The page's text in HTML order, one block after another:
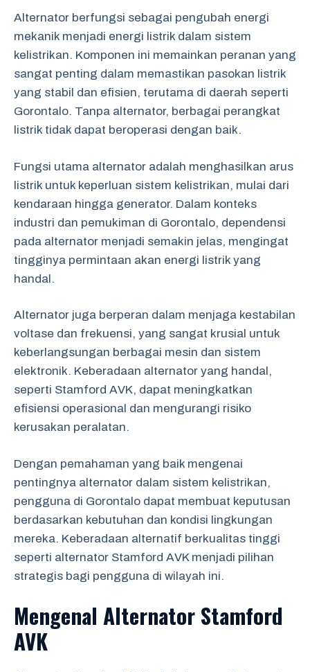
Alternator berfungsi sebagai pengubah energi
mekanik menjadi energi listrik dalam sistem
kelistrikan. Komponen ini memainkan peranan yang
sangat penting dalam memastikan pasokan listrik
yang stabil dan efisien, terutama di daerah seperti
Gorontalo. Tanpa alternator, berbagai perangkat
listrik tidak dapat beroperasi dengan baik.
Fungsi utama alternator adalah menghasilkan arus
listrik untuk keperluan sistem kelistrikan, mulai dari
kendaraan hingga generator. Dalam konteks
industri dan pemukiman di Gorontalo, dependensi
pada alternator menjadi semakin jelas, mengingat
tingginya permintaan akan energi listrik yang
handal.
Alternator juga berperan dalam menjaga kestabilan
voltase dan frekuensi, yang sangat krusial untuk
keberlangsungan berbagai mesin dan sistem
elektronik. Keberadaan alternator yang handal,
seperti Stamford AVK, dapat meningkatkan
efisiensi operasional dan mengurangi risiko
kerusakan peralatan.
Dengan pemahaman yang baik mengenai
pentingnya alternator dalam sistem kelistrikan,
pengguna di Gorontalo dapat membuat keputusan
berdasarkan kebutuhan dan kondisi lingkungan
mereka. Keberadaan alternatif berkualitas tinggi
seperti alternator Stamford AVK menjadi pilihan
strategis bagi pengguna di wilayah ini.
Mengenal Alternator Stamford
AVK